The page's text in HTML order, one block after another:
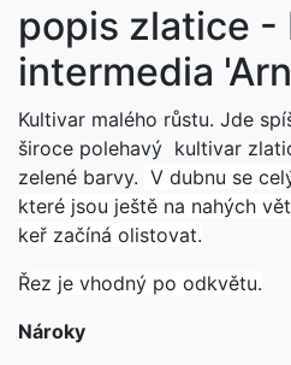
popis zlatice -
intermedia
Kultivar malého růstu. Jde
široce polehavý kultivar
zelené barvy. V dubnu se
které jsou ještě na nahých
keř začíná olistovat.
Řez je vhodný po odkvětu.
Nároky